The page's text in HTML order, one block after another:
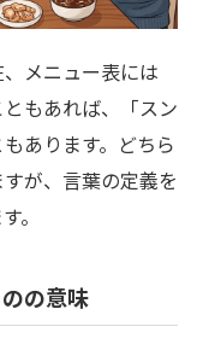
メニュー表には
もあれば、「スン
あります。どちら
が、言葉の定義を
。
の意味